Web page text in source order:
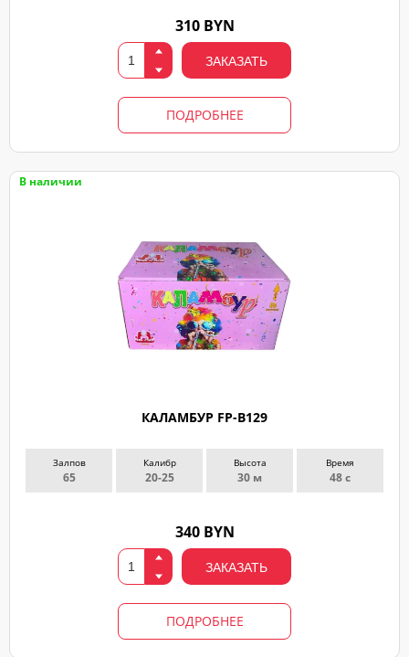
310 BYN
ЗАКАЗАТЬ
ПОДРОБНЕЕ
В наличии
КАЛАМБУР FP-B129
Залпов
65
Калибр
20-25
Высота
30 м
Время
48 с
340 BYN
ЗАКАЗАТЬ
ПОДРОБНЕЕ